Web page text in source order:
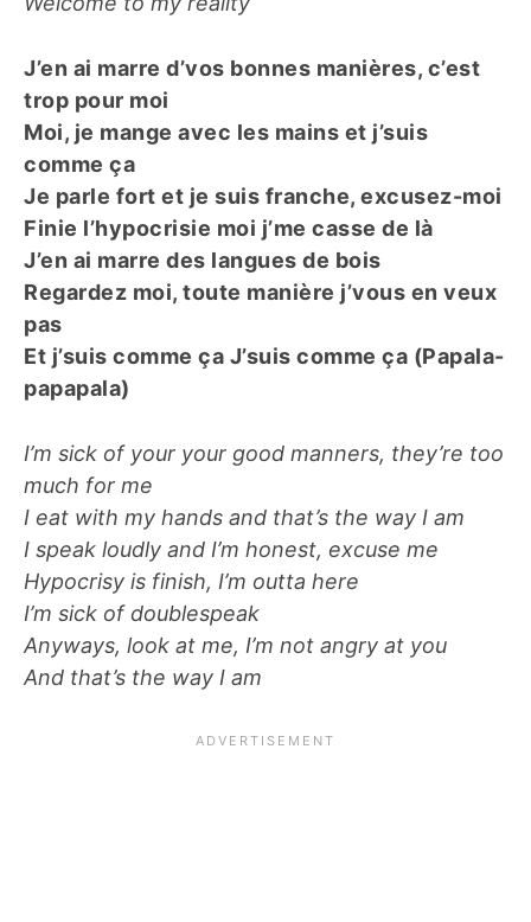
J’en ai marre d’vos bonnes manières, c’est
trop pour moi
Moi, je mange avec les mains et j’suis
comme ça
Je parle fort et je suis franche, excusez-moi
Finie l’hypocrisie moi j’me casse de là
J’en ai marre des langues de bois
Regardez moi, toute manière j’vous en veux
pas
Et j’suis comme ça J’suis comme ça (Papala-
papapala)
I’m sick of your your good manners, they’re too
much for me
I eat with my hands and that’s the way I am
I speak loudly and I’m honest, excuse me
Hypocrisy is finish, I’m outta here
I’m sick of doublespeak
Anyways, look at me, I’m not angry at you
And that’s the way I am